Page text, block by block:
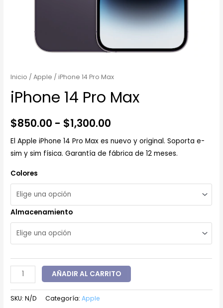
Inicio /Apple / iPhone 14 Pro Max
iPhone 14 Pro Max
$850.00 - $1,300.00
El Apple iPhone 14 Pro Max es nuevo y original. Soporta e-
sim y sim física. Garantía de fábrica de 12 meses.
Colores
Almacenamiento
AÑADIR AL CARRITO
SKU:N/D Categoría:Apple